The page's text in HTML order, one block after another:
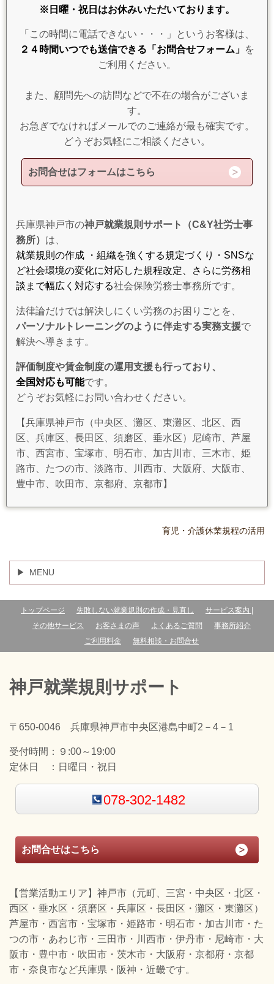
※日曜・祝日はお休みいただいております。
「この時間に電話できない・・・」というお客様は、
２４時間いつでも送信できる「お問合せフォーム」 を
ご利用ください。
また、顧問先への訪問などで不在の場合がございま
す。
お急ぎでなければメールでのご連絡が最も確実です。
どうぞお気軽にご相談ください。
お問合せはフォームはこちら
兵庫県神戸市の神戸就業規則サポート（C&Y社労士事
務所） は、
就業規則の作成 ・組織を強くする規定づくり・SNSな
ど社会環境の変化に対応した規程改定、さらに労務相
談まで幅広く対応する社会保険労務士事務所です。
法律論だけでは解決しにくい労務のお困りごとを、
パーソナルトレーニングのように伴走する実務支援で
解決へ導きます。
評価制度や賃金制度の運用支援も行っており、
全国対応も可能です。
どうぞお気軽にお問い合わせください。
【兵庫県神戸市（中央区、灘区、東灘区、北区、西
区、兵庫区、長田区、須磨区、垂水区）尼崎市、芦屋
市、西宮市、宝塚市、明石市、加古川市、三木市、姫
路市、たつの市、淡路市、川西市、大阪府、大阪市、
豊中市、吹田市、京都府、京都市】
育児・介護休業規程の活用
MENU
トップページ 失敗しない就業規則の作成・見直し
サービス案内 |
その他サービス
お客さまの声 よくあるご質問
事務所紹介
ご利用料金
無料相談・お問合せ
神戸就業規則サポート
〒650-0046 兵庫県神戸市中央区港島中町2－4－1
受付時間：
９:00～19:00
定休日 ： 日曜日・祝日
078-302-1482
お問合せはこちら
【営業活動エリア】神戸市（元町、三宮・中央区・北区・
西区・垂水区・須磨区・兵庫区・長田区・灘区・東灘区）
芦屋市・西宮市・宝塚市・姫路市・明石市・加古川市・た
つの市・あわじ市・三田市・川西市・伊丹市・尼崎市・大
阪市・豊中市・吹田市・茨木市・大阪府・京都府・京都
市・奈良市など兵庫県・阪神・近畿です。